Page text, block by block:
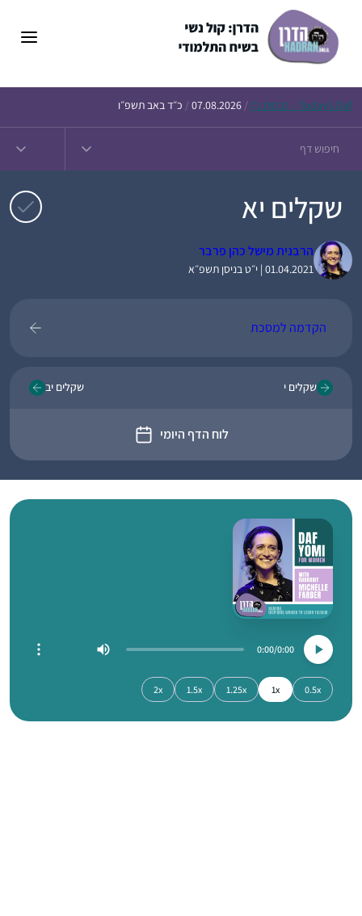
Today’s Daf – זבחים נ״ו /
07.08.2026
/ כ״ד באב תשפ״ו
שקלים יא
הרבנית מישל כהן פרבר
01.04.2021 | י״ט בניסן תשפ״א
הקדמה למסכת
שקלים י
לוח הדף היומי
שקלים יב
0:00
0:00
0.5x
1x
1.25x
1.5x
2x